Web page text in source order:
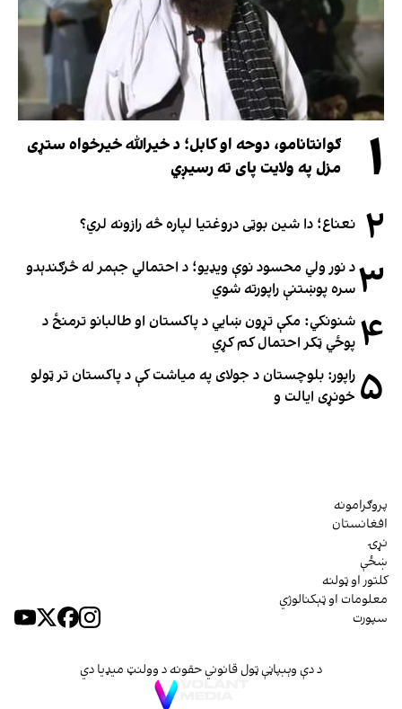
۱
ګوانتانامو، دوحه او کابل؛ د خیرالله خیرخواه ستړی
مزل په ولایت پای ته رسیږي
۲ نعناع؛ دا شین بوټی دروغتیا لپاره څه رازونه لري؟
۳د نور ولي محسود نوې ویډیو؛ د احتمالي جېمر له څرګندېدو
سره پوښتنې راپورته شوي
۴ شنونکي: مکې تړون ښايي د پاکستان او طالبانو ترمنځ د
پوځي ټکر احتمال کم کړي
۵ راپور: بلوچستان د جولای په میاشت کې د پاکستان تر ټولو
خونړی ایالت و
پروګرامونه
افغانستان
نړۍ
ښځې
کلتور او ټولنه
معلومات او ټېکنالوژي
سپورت
د دې وېبپاڼې ټول قانوني حقونه د وولنټ میډیا دي